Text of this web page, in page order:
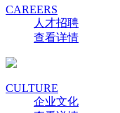
CAREERS
人才招聘
查看详情
CULTURE
企业文化